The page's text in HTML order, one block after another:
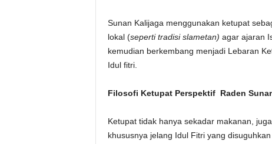
Sunan Kalijaga menggunakan ketupat
lokal (seperti tradisi slametan) agar ajaran
kemudian berkembang menjadi Lebaran
Idul fitri.
Filosofi Ketupat Perspektif Raden
Ketupat tidak hanya sekadar makanan,
khususnya jelang Idul Fitri yang